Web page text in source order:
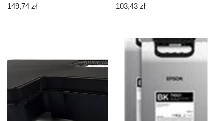
149,74 zł 103,43zł